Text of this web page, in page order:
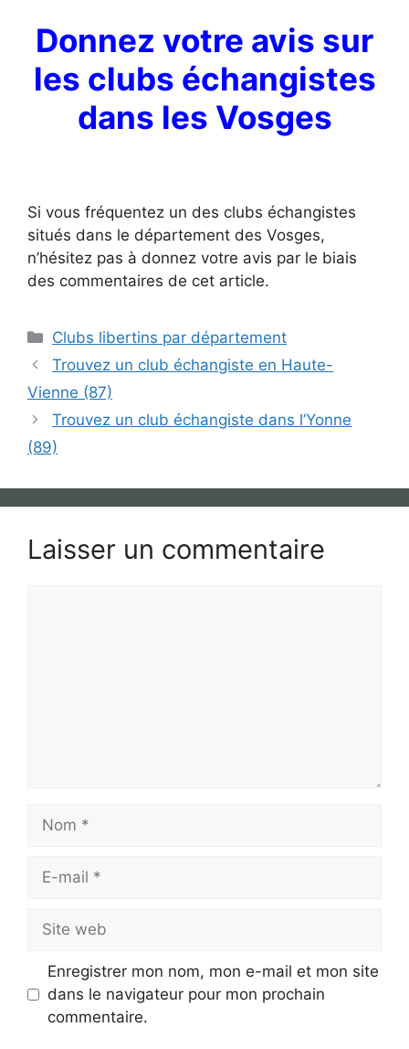
Donnez votre avis sur
les clubs échangistes
dans les Vosges
Si vous fréquentez un des clubs échangistes
situés dans le département des Vosges,
n’hésitez pas à donnez votre avis par le biais
des commentaires de cet article.
Catégories
Clubs libertins par département
Trouvez un club échangiste en Haute-
Vienne (87)
Trouvez un club échangiste dans l’Yonne
(89)
Laisser un commentaire
mail
web
Enregistrer mon nom, mon e-mail et mon site
dans le navigateur pour mon prochain
commentaire.